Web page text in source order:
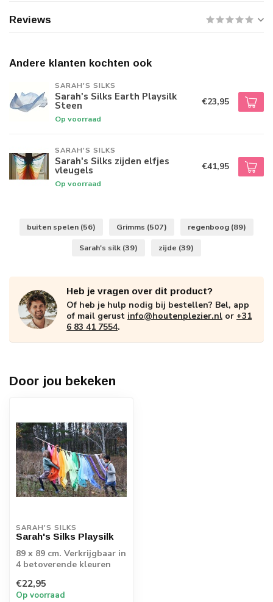
Reviews
Andere klanten kochten ook
SARAH'S SILKS
Sarah's Silks Earth Playsilk
Steen
Op voorraad
€23,95
SARAH'S SILKS
Sarah's Silks zijden elfjes
vleugels
Op voorraad
€41,95
buiten spelen (56) Grimms (507) regenboog (89)
Sarah's silk (39) zijde (39)
Heb je vragen over dit product?
Of heb je hulp nodig bij bestellen? Bel, app
of mail gerust info@houtenplezier.nl or +31
6 83 41 7554.
Door jou bekeken
SARAH'S SILKS
Sarah's Silks Playsilk
89 x 89 cm. Verkrijgbaar in
4 betoverende kleuren
€22,95
Op voorraad